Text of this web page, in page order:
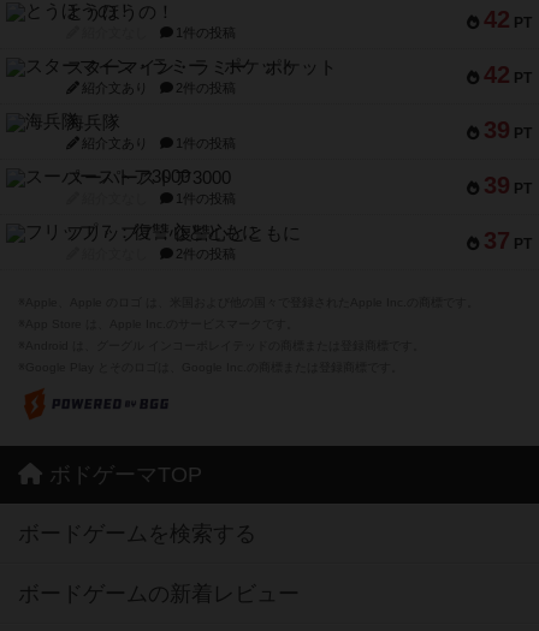
42 PT
とうほうの！
1件の投稿
42 PT
スターマイン・ラミー ポケット
紹介文あり 2件の投稿
39 PT
海兵隊
紹介文あり 1件の投稿
39 PT
スーパーストア3000
1件の投稿
37 PT
フリップ７：復讐心とともに
2件の投稿
ボドゲーマTOP
ボードゲームを検索する
ボードゲームの新着レビュー